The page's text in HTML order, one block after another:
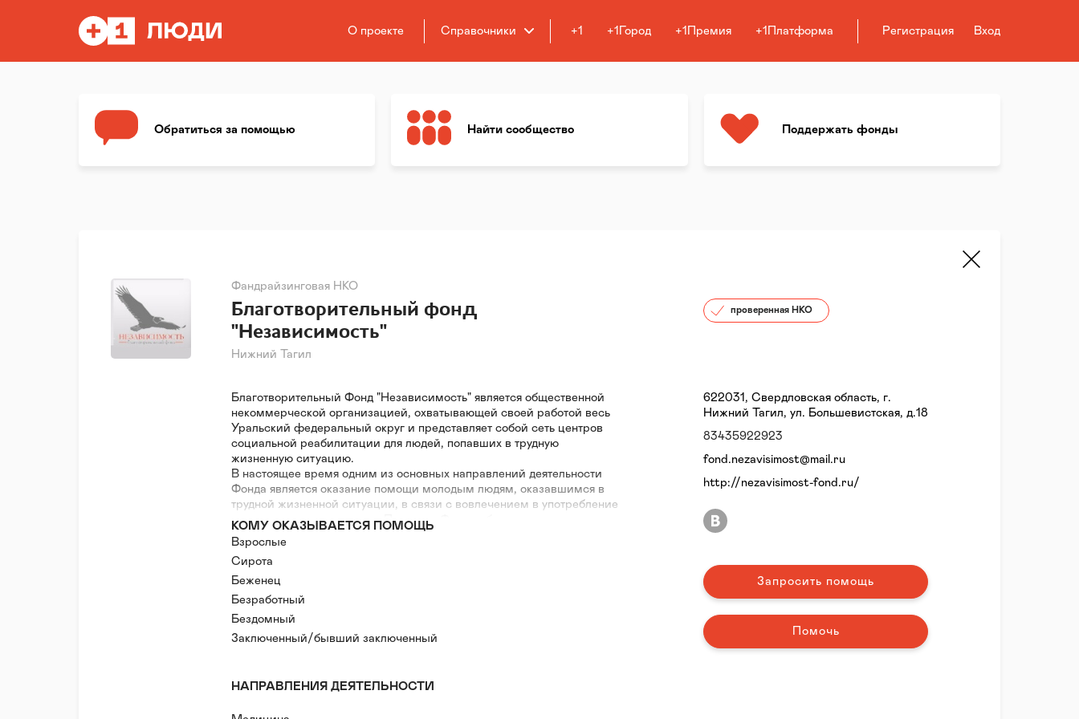
О проекте Справочники +1 +1Город +1Премия +1Платформа Регистрация Вход
Обратиться за помощью Найти сообщество Поддержать фонды
Фандрайзинговая НКО
Благотворительный фонд
"Независимость"
Нижний Тагил
проверенная НКО
Благотворительный Фонд "Независимость" является общественной
некоммерческой организацией, охватывающей своей работой весь
Уральский федеральный округ и представляет собой сеть центров
социальной реабилитации для людей, попавших в трудную
жизненную ситуацию.
В настоящее время одним из основных направлений деятельности
Фонда является оказание помощи молодым людям, оказавшимся в
трудной жизненной ситуации, в связи с вовлечением в употребление
наркотиков или спиртного. При этом Фонд работает только с людьми,
стремящимися вернуться к нормальной жизни в социуме.
Поскольку одним из важных моментов работы Фонда является
социальная реабилитация людей, обратившихся за помощью, мы
осуществляет различные благотворительные программы, оказывая
помощь другим людям силами своих добровольцев.
Фонд открыт к сотрудничеству со всеми заинтересованными
сторонами и может предложить в настоящее время проекты по
следующим направлениям:
- реабилитация людей, оказавшихся в трудной жизненной ситуации в
КОМУ ОКАЗЫВАЕТСЯ ПОМОЩЬ
Взрослые
Сирота
Беженец
Безработный
Бездомный
Заключенный/бывший заключенный
НАПРАВЛЕНИЯ ДЕЯТЕЛЬНОСТИ
622031, Свердловская область, г.
Нижний Тагил, ул. Большевистская, д.18
83435922923
fond.nezavisimost@mail.ru
http://nezavisimost-fond.ru/
Запросить помощь
Помочь